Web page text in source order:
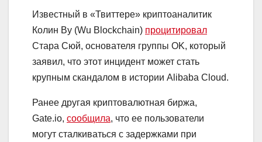
Известный в «Твиттере» криптоаналитик
Колин Ву (Wu Blockchain) процитировал
Стара Сюй, основателя группы OK, который
заявил, что этот инцидент может стать
крупным скандалом в истории Alibaba Cloud.
Ранее другая криптовалютная биржа,
Gate.io, сообщила, что ее пользователи
могут сталкиваться с задержками при